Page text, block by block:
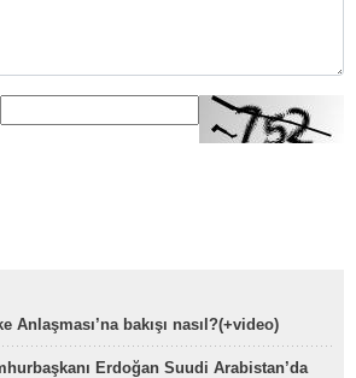
Anlaşması’na bakışı nasıl?(+video)
Erdoğan Suudi Arabistan’da